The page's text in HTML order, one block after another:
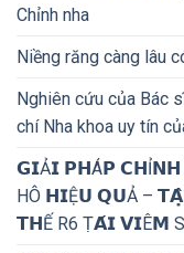
Chỉnh nha
Niềng răng càng lâu
Nghiên cứu của Bác
chí Nha khoa uy tín
𝗚𝗜Ả𝗜 𝗣𝗛Á𝗣
HÔ 𝗛𝗜Ệ𝗨 𝗤𝗨Ả –
𝗧𝗛Ế R6 Ṭ𝗔́𝗜 𝗩𝗜Ê𝗠